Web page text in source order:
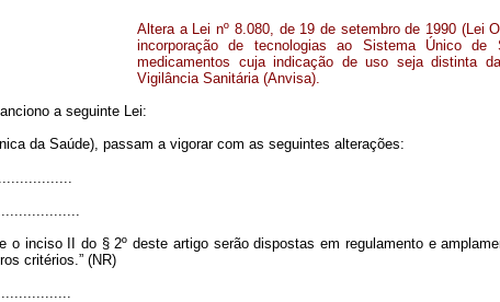
Altera a Lei nº 8.080, de 19 de setembro de 1990 (Lei
incorporação de tecnologias ao Sistema Único
medicamentos cuja indicação de uso seja distinta
Vigilância Sanitária (Anvisa).
a seguinte Lei:
da Saúde), passam a vigorar com as seguintes alterações:
inciso II do § 2º deste artigo serão dispostas em regulamento e
critérios.” (NR)